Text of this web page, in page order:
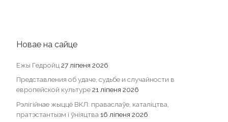
Новае на сайце
Ежы Гедройц 27 ліпеня 2026
Представления об удаче, судьбе и случайности в
европейской культуре21 ліпеня 2026
Рэлігійнае жыццё ВКЛ: праваслаўе, каталіцтва,
пратэстантызм і ўніяцтва 16 ліпеня 2026